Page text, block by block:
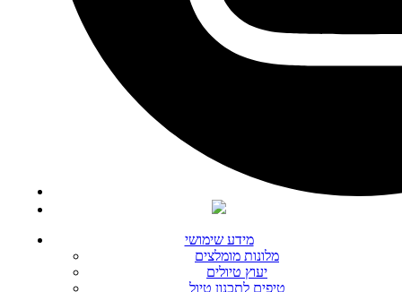
מידע שימושי
מלונות מומלצים
יעוץ טיולים
טיפים לתכנון טיול